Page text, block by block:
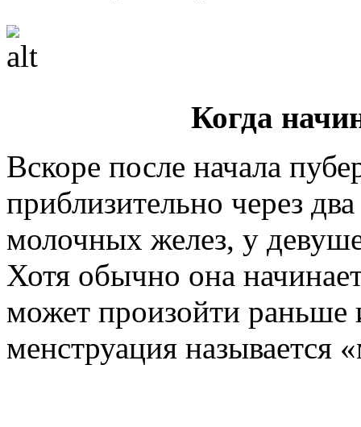
Когда
Вскоре после начала
приблизительно через
молочных желез, у
Хотя обычно она
может произойти раньше
менструация называется